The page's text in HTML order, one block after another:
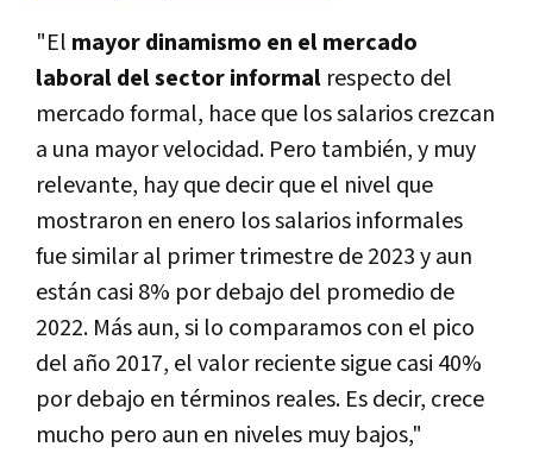
"El mayor dinamismo en el mercado
laboral del sector informal respecto del
mercado formal, hace que los salarios crezcan
a una mayor velocidad. Pero también, y muy
relevante, hay que decir que el nivel que
mostraron en enero los salarios informales
fue similar al primer trimestre de 2023 y aun
están casi 8% por debajo del promedio de
2022. Más aun, si lo comparamos con el pico
del año 2017, el valor reciente sigue casi 40%
por debajo en términos reales. Es decir, crece
mucho pero aun en niveles muy bajos,"